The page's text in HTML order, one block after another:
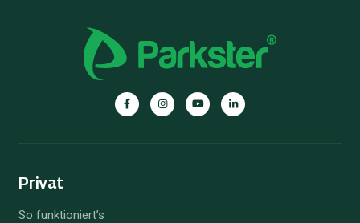
Privat
So funktioniert’s